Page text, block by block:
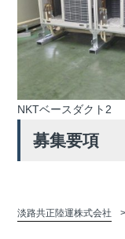
NKTベースダクト2
募集要項
淡路共正陸運株式会社